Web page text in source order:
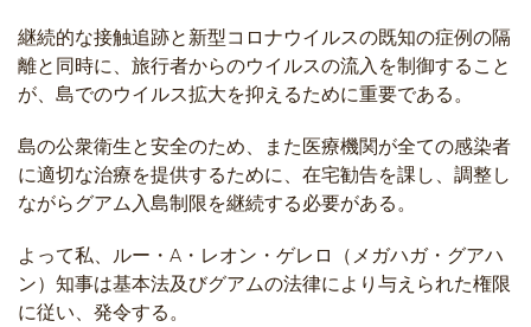
継続的な接触追跡と新型コロナウイルスの既知の症例の隔
離と同時に、旅行者からのウイルスの流入を制御すること
が、島でのウイルス拡大を抑えるために重要である。
島の公衆衛生と安全のため、また医療機関が全ての感染者
に適切な治療を提供するために、在宅勧告を課し、調整し
ながらグアム入島制限を継続する必要がある。
よって私、ルー・A・レオン・ゲレロ（メガハガ・グアハ
ン）知事は基本法及びグアムの法律により与えられた権限
に従い、発令する。